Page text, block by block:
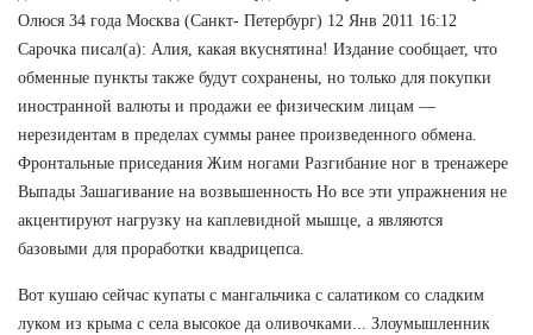
Олюся 34 года Москва (Санкт- Петербург) 12 Янв 2011 16:12
Сарочка писал(а): Алия, какая вкуснятина! Издание сообщает, что
обменные пункты также будут сохранены, но только для покупки
иностранной валюты и продажи ее физическим лицам —
нерезидентам в пределах суммы ранее произведенного обмена.
Фронтальные приседания Жим ногами Разгибание ног в тренажере
Выпады Зашагивание на возвышенность Но все эти упражнения не
акцентируют нагрузку на каплевидной мышце, а являются
базовыми для проработки квадрицепса.
Вот кушаю сейчас купаты с мангальчика с салатиком со сладким
луком из крыма с села высокое да оливочками... Злоумышленник